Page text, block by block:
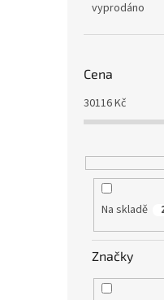
vyprodáno
Cena
30116Kč
Na skladě
Značky